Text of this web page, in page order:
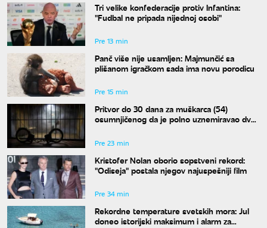
Tri velike konfederacije protiv Infantina:
"Fudbal ne pripada nijednoj osobi"
Pre 13 min
Panč više nije usamljen: Majmunčić sa
plišanom igračkom sada ima novu porodicu
Pre 15 min
Pritvor do 30 dana za muškarca (54)
osumnjičenog da je polno uznemiravao dve
Pre 23 min
Kristofer Nolan oborio sopstveni rekord:
"Odiseja" postala njegov najuspešniji film
Pre 34 min
Rekordne temperature svetskih mora: Jul
doneo istorijski maksimum i alarm za